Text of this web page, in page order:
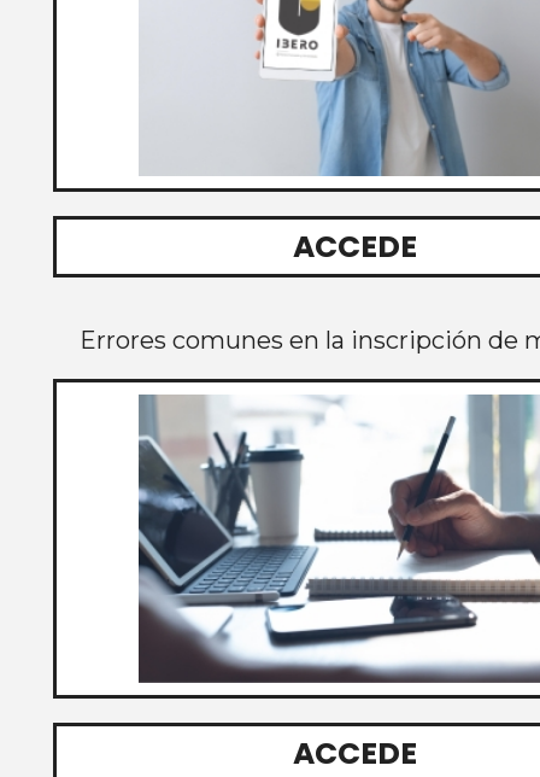
ACCEDE
Errores comunes en la inscripción de
ACCEDE